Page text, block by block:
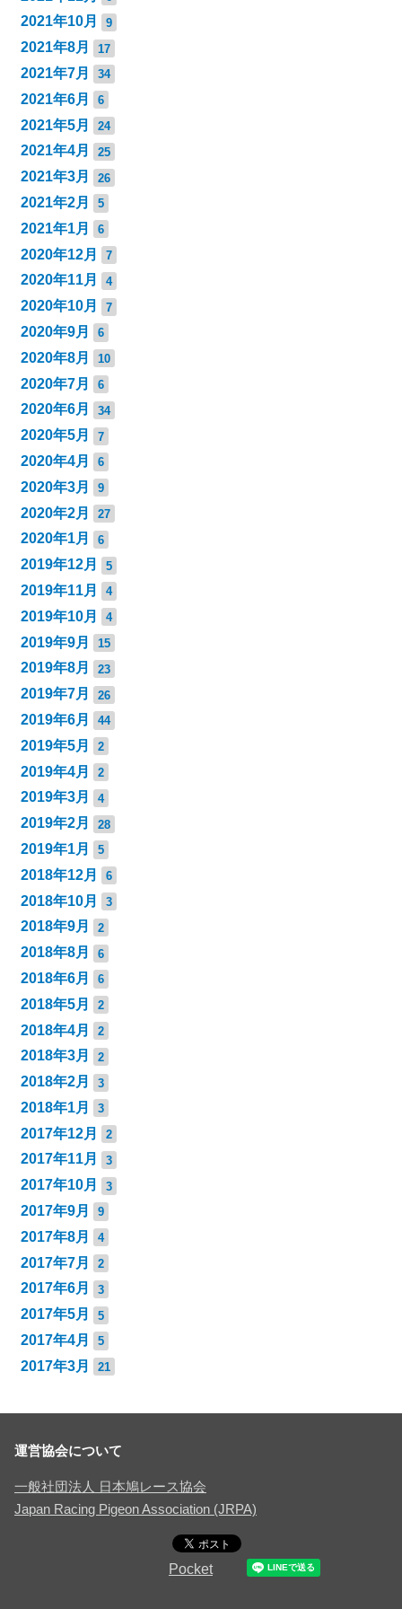
2021年10月 9
2021年8月 17
2021年7月 34
2021年6月 6
2021年5月 24
2021年4月 25
2021年3月 26
2021年2月 5
2021年1月 6
2020年12月 7
2020年11月 4
2020年10月 7
2020年9月 6
2020年8月 10
2020年7月 6
2020年6月 34
2020年5月 7
2020年4月 6
2020年3月 9
2020年2月 27
2020年1月 6
2019年12月 5
2019年11月 4
2019年10月 4
2019年9月 15
2019年8月 23
2019年7月 26
2019年6月 44
2019年5月 2
2019年4月 2
2019年3月 4
2019年2月 28
2019年1月 5
2018年12月 6
2018年10月 3
2018年9月 2
2018年8月 6
2018年6月 6
2018年5月 2
2018年4月 2
2018年3月 2
2018年2月 3
2018年1月 3
2017年12月 2
2017年11月 3
2017年10月 3
2017年9月 9
2017年8月 4
2017年7月 2
2017年6月 3
2017年5月 5
2017年4月 5
2017年3月 21
運営協会について
一般社団法人 日本鳩レース協会
Japan Racing Pigeon Association (JRPA)
Pocket